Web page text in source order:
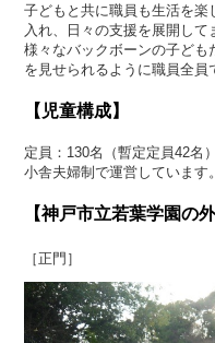
子どもと共に職員も生活を楽
入れ、日々の支援を展開して
様々なバックボーンの子ど
を見せられるように職員全員
【児童構成】
定員：130名（暫定定員42名）
小舎夫婦制で運営しています。
【神戸市立若葉学園の外
［正門］